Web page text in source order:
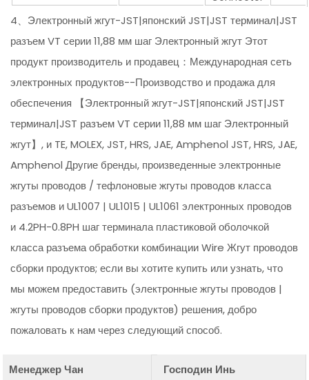
4、Электронный жгут-JST|японский JST|JST терминал|JST
разъем VT серии 11,88 мм шаг Электронный жгут Этот
продукт производитель и продавец：Международная сеть
электронных продуктов--Производство и продажа для
обеспечения 【Электронный жгут-JST|японский JST|JST
терминал|JST разъем VT серии 11,88 мм шаг Электронный
жгут】, и TE, MOLEX, JST, HRS, JAE, Amphenol JST, HRS, JAE,
Amphenol Другие бренды, произведенные электронные
жгуты проводов / тефлоновые жгуты проводов класса
разъемов и UL1007 | UL1015 | UL1061 электронных проводов
и 4.2PH-0.8PH шаг терминала пластиковой оболочкой
класса разъема обработки комбинации Wire Жгут проводов
сборки продуктов; если вы хотите купить или узнать, что
мы можем предоставить (электронные жгуты проводов |
жгуты проводов сборки продуктов) решения, добро
пожаловать к нам через следующий способ.
Менеджер Чан
Господин Инь